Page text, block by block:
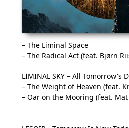
– The Liminal Space
– The Radical Act (feat. Bjørn
LIMINAL SKY – All Tomorrow's
– The Weight of Heaven (feat.
– Oar on the Mooring (feat.